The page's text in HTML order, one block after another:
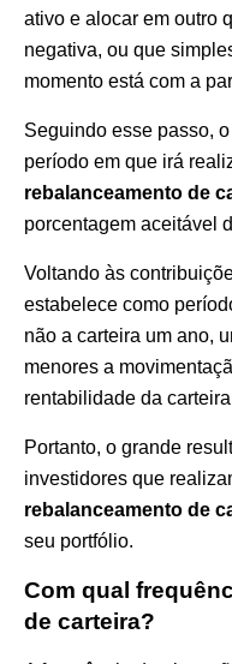
ativo e alocar em outro
negativa, ou que
momento está com a
Seguindo esse passo,
período em que irá
rebalanceamento de
porcentagem aceitável
Voltando às
estabelece como
não a carteira um ano,
menores a
rentabilidade da
Portanto, o grande
investidores que
rebalanceamento de
seu portfólio.
Com qual
de carteira?